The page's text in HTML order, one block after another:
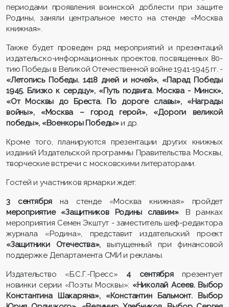
периодами проявления воинской доблести при защите
Родины, заняли центральное место на стенде «Москва
книжная».
Также будет проведен ряд мероприятий и презентаций
издательско-информационных проектов, посвященных 80-
тию Победы в Великой Отечественной войне 1941-1945 гг. -
«Летопись Победы. 1418 дней и ночей», «Парад Победы
1945. Близко к сердцу», «Путь подвига. Москва - Минск»,
«От Москвы до Бреста. По дороге славы», «Награды
войны», «Москва – город герой», «Дороги великой
победы», «Военкоры Победы»и др.
Кроме того, планируются презентации других книжных
изданий Издательской программы Правительства Москвы,
творческие встречи с московскими литераторами.
Гостей и участников ярмарки ждет:
3 сентября на стенде «Москва книжная» пройдет
мероприятие «Защитников Родины славим». В рамках
мероприятия Семен Экштут - заместитель шеф-редактора
журнала «Родина», представит издательский проект
«Защитники Отечества»,выпущенный при финансовой
поддержке Департамента СМИ и рекламы.
Издательство «Б.С.Г.-Пресс» 4 сентябряпрезентует
новинки серии «Поэты Москвы»: «Николай Асеев. Выбор
Константина Шакаряна», «Константин Бальмонт. Выбор